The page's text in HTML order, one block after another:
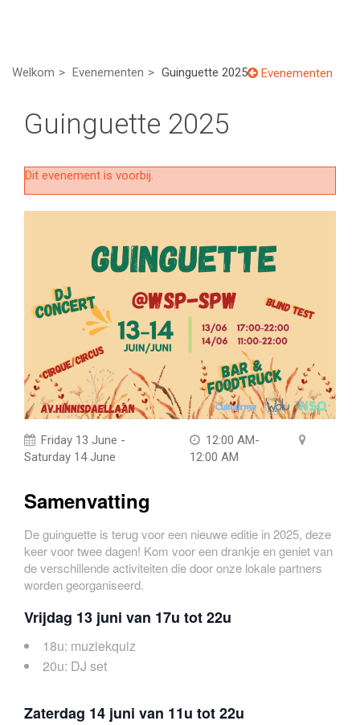
Welkom Evenementen Guinguette 2025 Evenementen
Guinguette 2025
Dit evenement is voorbij.
Friday 13 June -
Saturday 14 June
12:00 AM-
12:00 AM
Samenvatting
De guinguette is terug voor een nieuwe editie in 2025, deze
keer voor twee dagen! Kom voor een drankje en geniet van
de verschillende activiteiten die door onze lokale partners
worden georganiseerd.
Vrijdag 13 juni van 17u tot 22u
18u: muziekquiz
20u: DJ set
Zaterdag 14 juni van 11u tot 22u